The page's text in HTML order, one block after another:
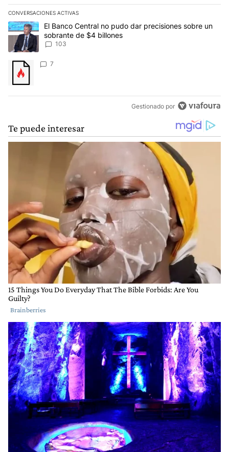
CONVERSACIONES ACTIVAS
Este listado muestra los artículos con más comentarios en los
Un artículo de tendencia con el título "El Banco Central no pudo
El Banco Central no pudo dar precisiones sobre un
sobrante de $4 billones
103
Un artículo de tendencia con el título "" con 7 comentarios.
7
Gestionado por